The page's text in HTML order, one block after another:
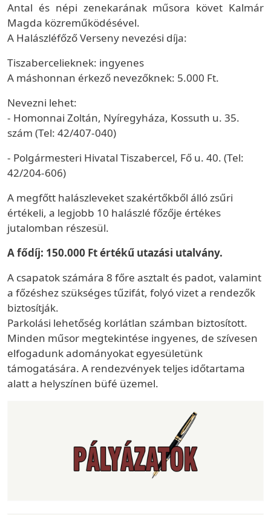
Antal és népi zenekarának műsora követ Kalmár
Magda közreműködésével.
A Halászléfőző Verseny nevezési díja:
Tiszabercelieknek: ingyenes
A máshonnan érkező nevezőknek: 5.000 Ft.
Nevezni lehet:
- Homonnai Zoltán, Nyíregyháza, Kossuth u. 35.
szám (Tel: 42/407-040)
- Polgármesteri Hivatal Tiszabercel, Fő u. 40. (Tel:
42/204-606)
A megfőtt halászleveket szakértőkből álló zsűri
értékeli, a legjobb 10 halászlé főzője értékes
jutalomban részesül.
A fődíj: 150.000 Ft értékű utazási utalvány.
A csapatok számára 8 főre asztalt és padot, valamint
a főzéshez szükséges tűzifát, folyó vizet a rendezők
biztosítják.
Parkolási lehetőség korlátlan számban biztosított.
Minden műsor megtekintése ingyenes, de szívesen
elfogadunk adományokat egyesületünk
támogatására. A rendezvények teljes időtartama
alatt a helyszínen büfé üzemel.